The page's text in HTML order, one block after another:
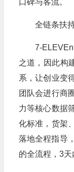
口碑与客流。
全链条扶
7-
之道，因此构
系，让创业变
团队会进行商
力等核心数据
化标准，货架
落地全程指导
的全流程，3天